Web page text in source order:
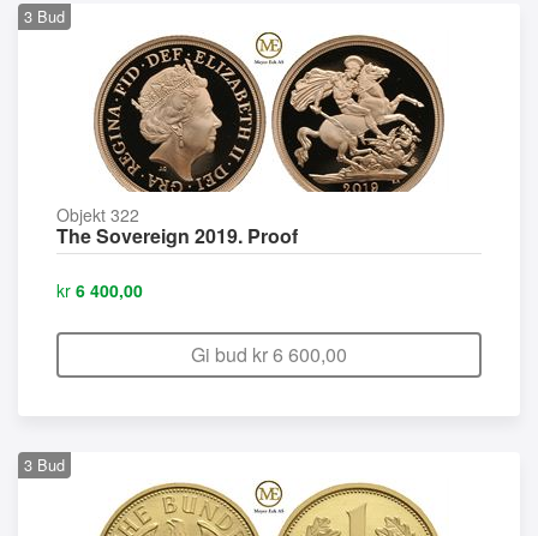
3 Bud
Objekt 322
The Sovereign 2019. Proof
kr 6 400,00
Gi bud kr6 600,00
3 Bud